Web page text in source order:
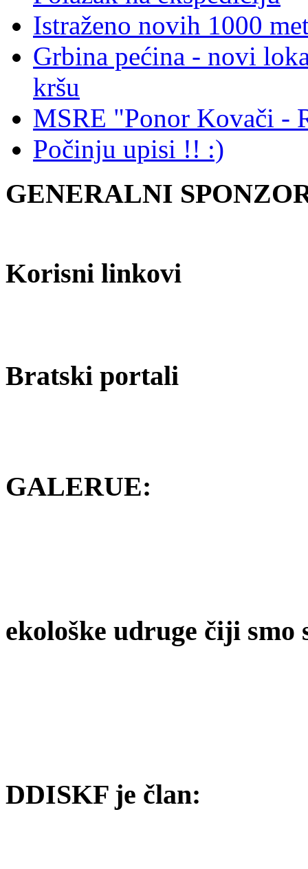
Istraženo novih 1000
Grbina pećina - novi
kršu
MSRE "Ponor Kovači -
Počinju upisi !! :)
GENERALNI
Korisni linkovi
Bratski portali
GALERUE:
ekološke udruge čiji smo
DDISKF je član: